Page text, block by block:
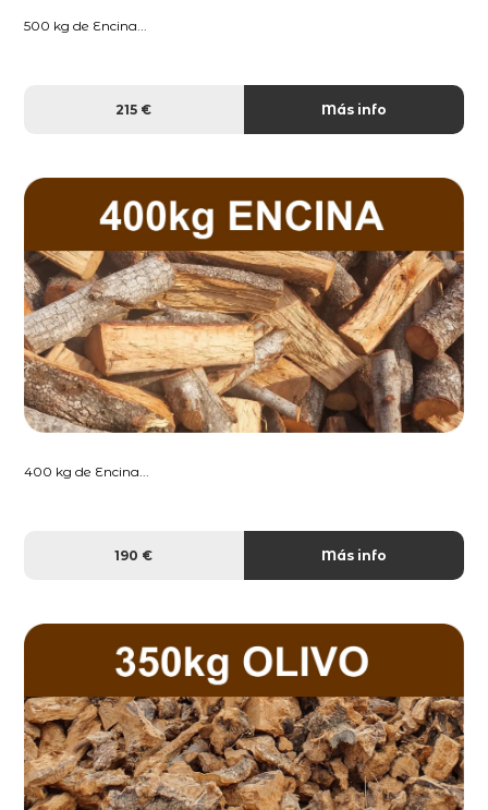
500 kg de Encina...
215 € Más info
400 kg de Encina...
190 € Más info